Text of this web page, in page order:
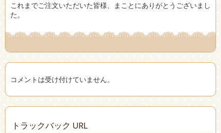
これまでご注文いただいた皆様、まことにありがとうございまし
た。
コメントは受け付けていません。
トラックバック URL